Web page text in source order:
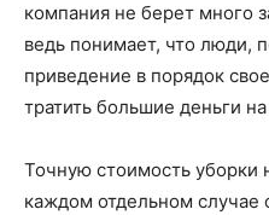
компания не берет много
ведь понимает, что люди,
приведение в порядок
тратить большие деньги
Точную стоимость уборки
каждом отдельном случае